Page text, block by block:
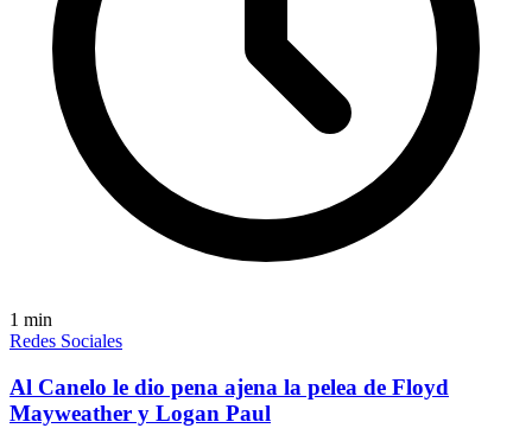
1 min
Redes Sociales
Al Canelo le dio pena ajena la pelea de Floyd
Mayweather y Logan Paul